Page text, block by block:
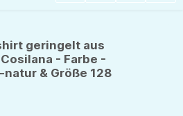
geringelt aus
- Farbe -
& Größe 128